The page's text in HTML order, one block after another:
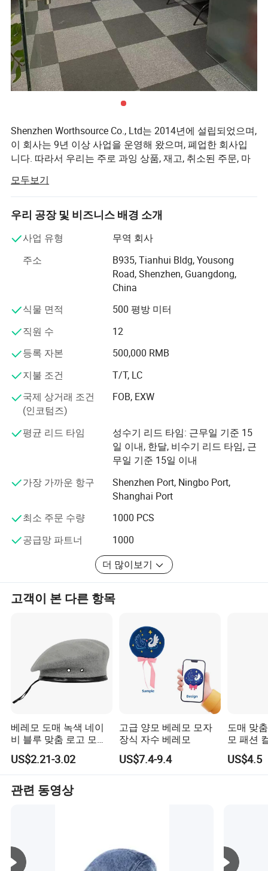
Shenzhen Worthsource Co., Ltd는 2014년에 설립되었으며,
이 회사는 9년 이상 사업을 운영해 왔으며, 폐업한 회사입
니다. 따라서 우리는 주로 과잉 상품, 재고, 취소된 주문, 마
하는 모든 상품은 거래를 성사시키는 경향이 있는 상품입
니다.
우리는 가구 가젯/제품, 애완동물 용품, 도구, 주방 제품, 가
구, 옥외 가구, 실내 장식 등. 우리의 목표는 고객에게 가장
모두보기
우리 공장 및 비즈니스 배경 소개
사업 유형
무역 회사
주소
B935, Tianhui Bldg, Yousong
Road, Shenzhen, Guangdong,
China
식물 면적
500 평방 미터
직원 수
12
등록 자본
500,000 RMB
지불 조건
T/T, LC
국제 상거래 조건
(인코텀즈)
FOB, EXW
평균 리드 타임
성수기 리드 타임: 근무일 기준 15
일 이내, 한달, 비수기 리드 타임, 근
무일 기준 15일 이내
가장 가까운 항구
Shenzhen Port, Ningbo Port,
Shanghai Port
최소 주문 수량
1000 PCS
공급망 파트너
1000
더 많이보기
고객이 본 다른 항목
베레모 도매 녹색 네이
비 블루 맞춤 로고 모자
통기성 100 울 녹색 프
랑스 모자 베레모 남성
용
US$2.21-3.02
고급 양모 베레모 모자
장식 자수 베레모
US$7.4-9.4
도매 맞
모 패션
트 베레
US$4.5
관련 동영상